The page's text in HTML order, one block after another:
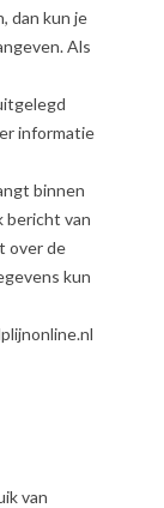
dan kun je
Als
informatie
binnen
bericht van
over de
kun
van